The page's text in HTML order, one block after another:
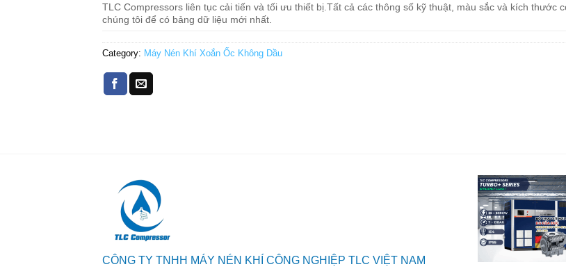
TLC Compressors liên tục cải tiến và tối ưu thiết bị.Tất cả các thông số kỹ thuật, màu sắc và kích thước
chúng tôi để có bảng dữ liệu mới nhất.
Category: Máy Nén Khí Xoắn Ốc Không Dầu
CÔNG TY TNHH MÁY NÉN KHÍ CÔNG NGHIỆP TLC VIỆT NAM